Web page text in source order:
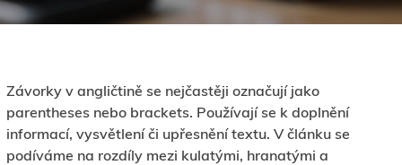
Závorky v angličtině se nejčastěji označují jako
parentheses nebo brackets. Používají se k doplnění
informací, vysvětlení či upřesnění textu. V článku se
podíváme na rozdíly mezi kulatými, hranatými a